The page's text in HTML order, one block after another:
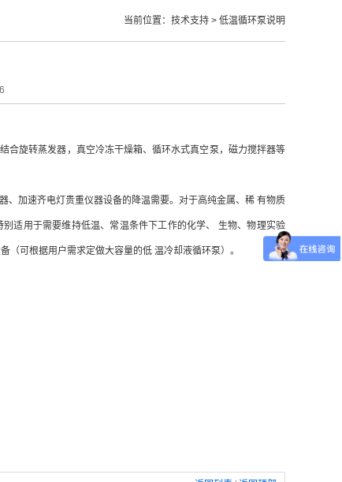
当前位置： 技术支持 > 低温循环泵说明
合旋转蒸发器，真空冷冻干燥箱、循环水式真空泵，磁力搅拌器等
加速齐电灯贵重仪器设备的降温需要。对于高纯金属、稀 有物质
适用于需要维持低温、常温条件下工作的化学、 生物、物理实验
可根据用户需求定做大容量的低 温冷却液循环泵）。